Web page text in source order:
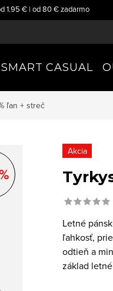
1.95 € | od 80 € zadarmo
SMART CASUAL
ľan + streč
Akcia
Letné
ľahkosť,
odtieň a
základ